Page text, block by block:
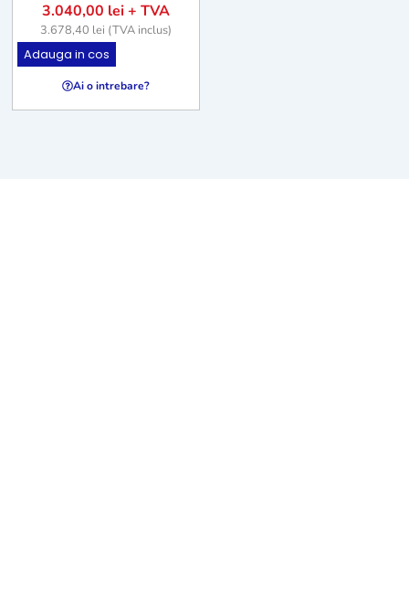
3.040,00 lei+ TVA
3.678,40 lei (TVA inclus)
Adauga in cos
Ai o intrebare?